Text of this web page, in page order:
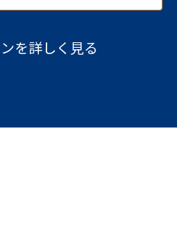
を詳しく見る